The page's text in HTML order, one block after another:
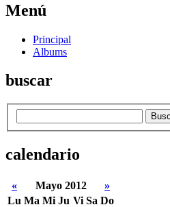
Menú
Principal
Albums
buscar
calendario
« Mayo 2012
»
Lu Ma Mi Ju Vi Sa Do